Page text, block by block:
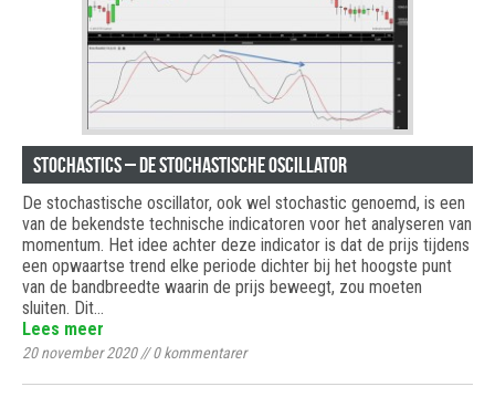
Stochastics – de stochastische oscillator
De stochastische oscillator, ook wel stochastic genoemd, is een
van de bekendste technische indicatoren voor het analyseren van
momentum. Het idee achter deze indicator is dat de prijs tijdens
een opwaartse trend elke periode dichter bij het hoogste punt
van de bandbreedte waarin de prijs beweegt, zou moeten
sluiten. Dit…
Lees meer
20 november 2020//0kommentarer